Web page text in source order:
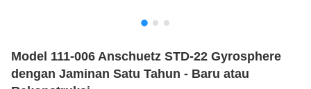
Model 111-006 Anschuetz STD-22 Gyrosphere
dengan Jaminan Satu Tahun - Baru atau